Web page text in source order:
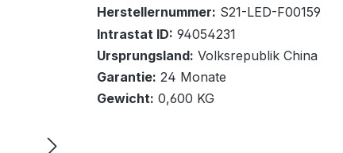
In den Warenkorb
Herstellernummer: S21-LED-F00159
Intrastat ID: 94054231
Ursprungsland: Volksrepublik China
Garantie: 24 Monate
Gewicht: 0,600 KG